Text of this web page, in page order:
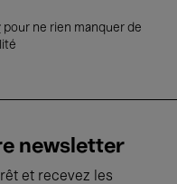
pour ne rien manquer de
newsletter
et recevez les